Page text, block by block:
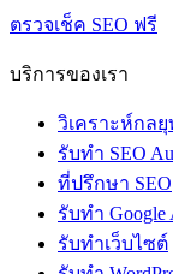
ตรวจเช็ค SEO ฟรี
บริการของเรา
วิเคราะห์กลยุ
รับทำ SEO
ที่ปรึกษา SEO
รับทำ Google
รับทำเว็บไซต์